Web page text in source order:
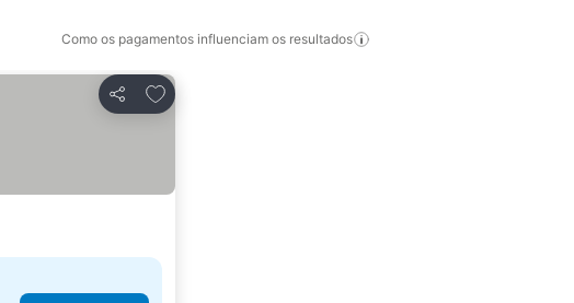
Como os pagamentos influenciam os resultados
Partilhar
Adicionar aos favoritos